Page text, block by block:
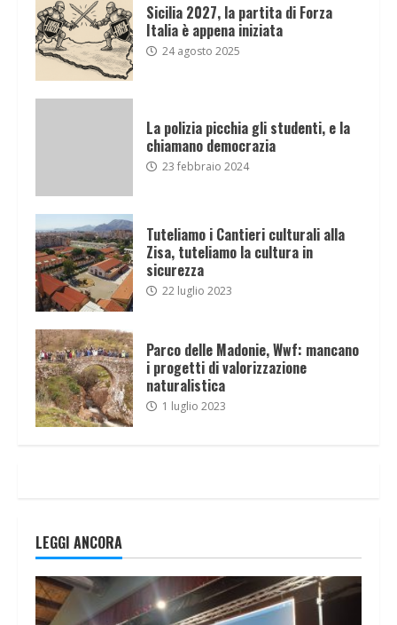
Sicilia 2027, la partita di Forza
Italia è appena iniziata
24 agosto 2025
La polizia picchia gli studenti, e la
chiamano democrazia
23 febbraio 2024
Tuteliamo i Cantieri culturali alla
Zisa, tuteliamo la cultura in
sicurezza
22 luglio 2023
Parco delle Madonie, Wwf: mancano
i progetti di valorizzazione
naturalistica
1 luglio 2023
LEGGI ANCORA